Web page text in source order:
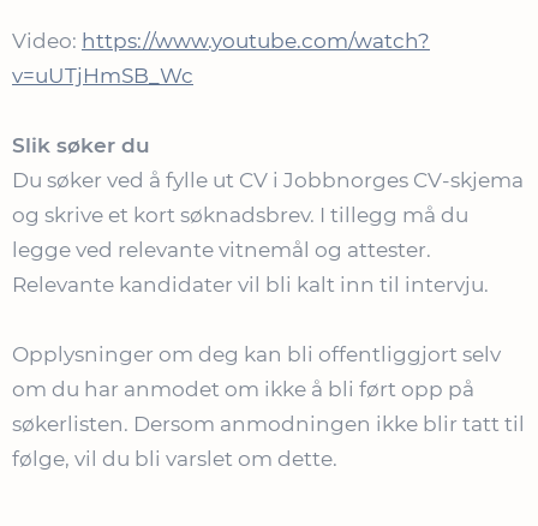
Video: https://www.youtube.com/watch?
v=uUTjHmSB_Wc
Slik søker du
Du søker ved å fylle ut CV i Jobbnorges CV-skjema
og skrive et kort søknadsbrev. I tillegg må du
legge ved relevante vitnemål og attester.
Relevante kandidater vil bli kalt inn til intervju.
Opplysninger om deg kan bli offentliggjort selv
om du har anmodet om ikke å bli ført opp på
søkerlisten. Dersom anmodningen ikke blir tatt til
følge, vil du bli varslet om dette.